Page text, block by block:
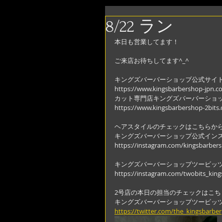
8/22 ラン
本日も営業してます！
ご来店お待ちしてます^_^
キングズバーバーショップ公式サイ
https://www.kingsbarbershop-
カット専門店キングズバーバーショ
https://www.kingsbarbershop-
ヘアスタイルのチェックはこちらか
キングズバーバーショップ公式イン
https://instagram.com/
キングズバーバーショップツービッ
https://instagram.com/
2号店の本日の担当のチェックはこ
キングズバーバーショップツービッ
https://twitter.com/the_kingsbarber